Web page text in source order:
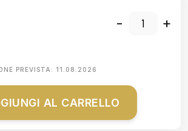
- +
PREVISTA: 11.08.2026
AL CARRELLO